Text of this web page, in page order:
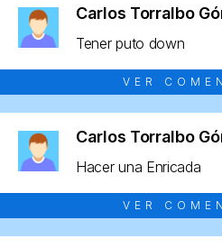
Carlos Torralbo
Tener puto down
VER
Carlos Torralbo
Hacer una Enricada
VER